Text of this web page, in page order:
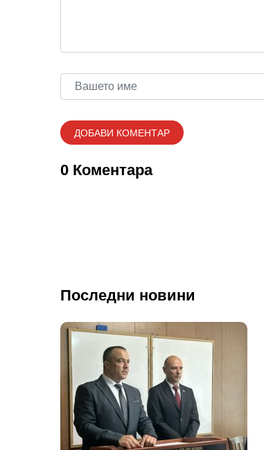
0 Коментара
Последни новини